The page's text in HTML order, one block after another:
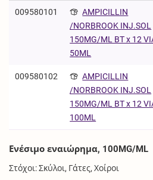
009580101
AMPICILLIN
/NORBROOK INJ.SOL
150MG/ML BT x 12
50ML
009580102
AMPICILLIN
/NORBROOK INJ.SOL
150MG/ML BT x 12
100ML
Ενέσιμο εναιώρημα, 100MG/ML
Στόχοι: Σκύλοι, Γάτες, Χοίροι